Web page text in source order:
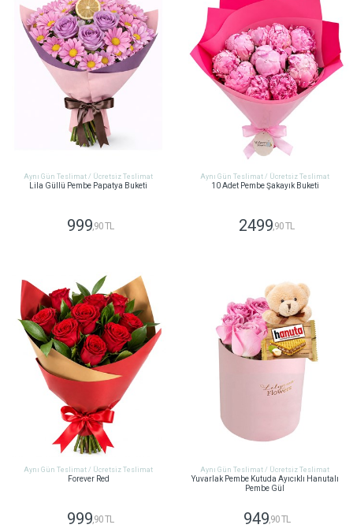
Aynı Gün Teslimat / Ücretsiz Teslimat
Lila Güllü Pembe Papatya Buketi
999,90 TL
Aynı Gün Teslimat / Ücretsiz Teslimat
10 Adet Pembe Şakayık Buketi
2499,90 TL
Aynı Gün Teslimat / Ücretsiz Teslimat
Forever Red
999,90 TL
Aynı Gün Teslimat / Ücretsiz Teslimat
Yuvarlak Pembe Kutuda Ayıcıklı Hanutalı
Pembe Gül
949,90 TL